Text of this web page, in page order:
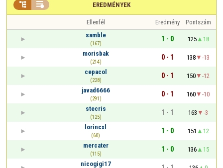
EREDMÉNYEK
 
Ellenfél Eredmény
Pontszám
samble
(167)
1 - 0 125
18
morisbak
(214)
0 - 1 138
-13
cepacol
(228)
0 - 1 150
-12
javad6666
(291)
0 - 1 160
-10
stecris
(125)
1 - 1 163
-3
lorincxl
(60)
1 - 0 151
12
mercater
(115)
1 - 0 136
15
nicogigi17